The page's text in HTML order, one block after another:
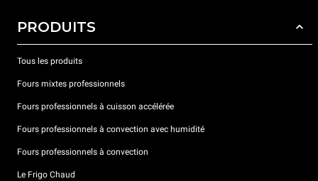
PRODUITS
Tous les produits
Fours mixtes professionnels
Fours professionnels à cuisson accélérée
Fours professionnels à convection avec humidité
Fours professionnels à convection
Le Frigo Chaud